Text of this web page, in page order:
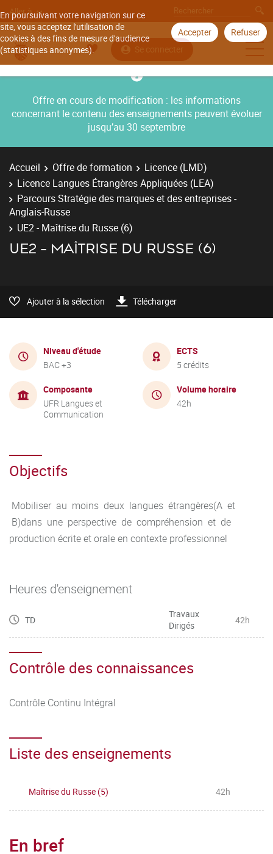
En poursuivant votre navigation sur ce
site, vous acceptez l'utilisation de
cookies à des fins de mesure d'audience
(statistiques anonymes).
Accepter Refuser
Aller à
Se connecter
Offre en cours de modification : les informations
concernant le contenu des enseignements peuvent évoluer
jusqu’au 30 septembre
Accueil Offre de formation
Licence (LMD)
Licence Langues Étrangères Appliquées (LEA)
Parcours Stratégie des marques et des entreprises -
Anglais-Russe
UE2 - Maîtrise du Russe (6)
UE2 - MAÎTRISE DU RUSSE (6)
Ajouter à la sélection Télécharger
Niveau d'étude
BAC +3
ECTS
5 crédits
Composante
UFR Langues et
Communication
Volume horaire
42h
Objectifs
Mobiliser au moins deux langues étrangères(A et
B)dans une perspective de compréhension et de
production écrite et orale en contexte professionnel
Heures d'enseignement
TD
Travaux
Dirigés
42h
Contrôle des connaissances
Contrôle Continu Intégral
Liste des enseignements
Maîtrise du Russe (5) 42h
En bref